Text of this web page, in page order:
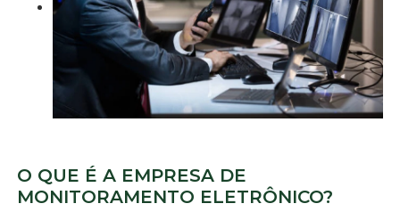
O QUE É A EMPRESA DE
MONITORAMENTO ELETRÔNICO?